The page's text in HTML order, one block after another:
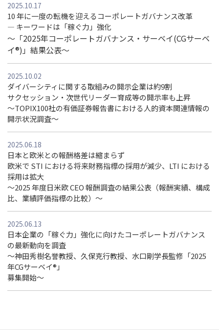
2025.10.17
10 年に一度の転機を迎えるコーポレートガバナンス改革
― キーワードは「稼ぐ力」強化
～「2025年コーポレートガバナンス・サーベイ(CGサーベ
イ®)」結果公表～
2025.10.02
ダイバーシティに関する取組みの開示企業は約9割
サクセッション・次世代リーダー育成等の開示率も上昇
～TOPIX100社の有価証券報告書における人的資本関連情報の
開示状況調査～
2025.06.18
日本と欧米との報酬格差は縮まらず
欧米で STI における将来財務指標の採用が減少、LTI における
採用は拡大
～2025 年度日米欧 CEO 報酬調査の結果公表（報酬実績、構成
比、業績評価指標の比較）～
2025.06.13
日本企業の「稼ぐ力」強化に向けたコーポレートガバナンス
の最新動向を調査
〜神田秀樹名誉教授、久保克行教授、水口剛学長監修「2025
年CGサーベイ®」
募集開始〜